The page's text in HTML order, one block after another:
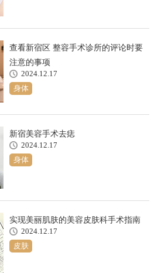
查看新宿区 整容手术诊所的评论时要
注意的事项
2024.12.17
身体
新宿美容手术去痣
2024.12.17
身体
实现美丽肌肤的美容皮肤科手术指南
2024.12.17
皮肤